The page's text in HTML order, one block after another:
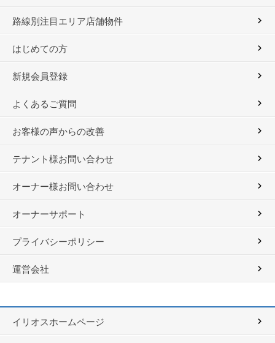
路線別注目エリア店舗物件
はじめての方
新規会員登録
よくあるご質問
お客様の声からの改善
テナント様お問い合わせ
オーナー様お問い合わせ
オーナーサポート
プライバシーポリシー
運営会社
イリオスホームページ